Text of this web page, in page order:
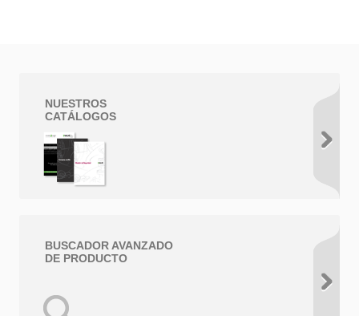
NUESTROS
CATÁLOGOS
BUSCADOR AVANZADO
DE PRODUCTO